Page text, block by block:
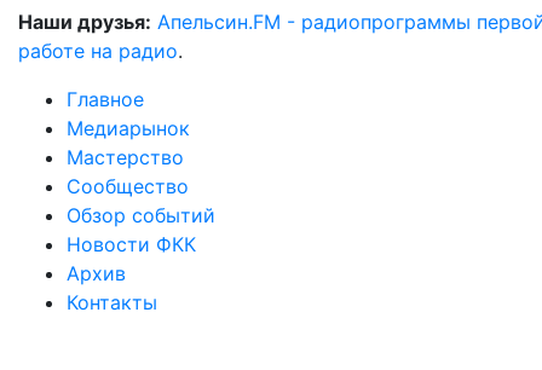
Наши друзья: Апельсин.FM - радиопрограммы
работе на радио.
Главное
Медиарынок
Мастерство
Сообщество
Обзор событий
Новости ФКК
Архив
Контакты